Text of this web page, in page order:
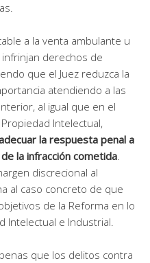
a la venta ambulante u
derechos de
que el Juez reduzca la
atendiendo a las
al igual que en el
Intelectual,
la respuesta penal a
la infracción cometida.
discrecional al
al caso concreto de que
de la Reforma en lo
Intelectual e Industrial.
que los delitos contra